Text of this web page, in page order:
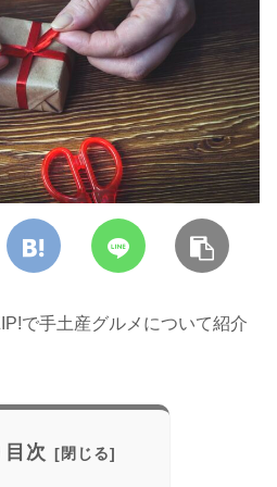
で手土産グルメについて紹介
目次